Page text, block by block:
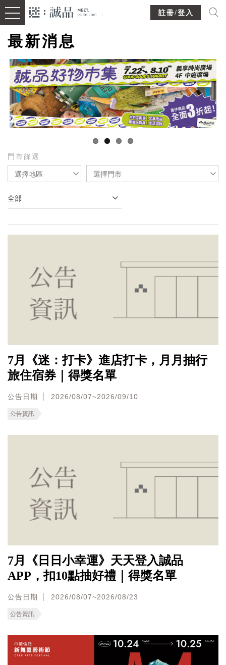
註冊/登入
最新消息
門市篩選
選擇地區 選擇門市
全部
7月《迷：打卡》進店打卡，月月抽行
旅住宿券｜得獎名單
公告日期 2026/08/07~2026/09/10
公告資訊
7月《日日小幸運》天天登入誠品
APP，扣10點抽好禮｜得獎名單
公告日期 2026/08/07~2026/08/23
公告資訊